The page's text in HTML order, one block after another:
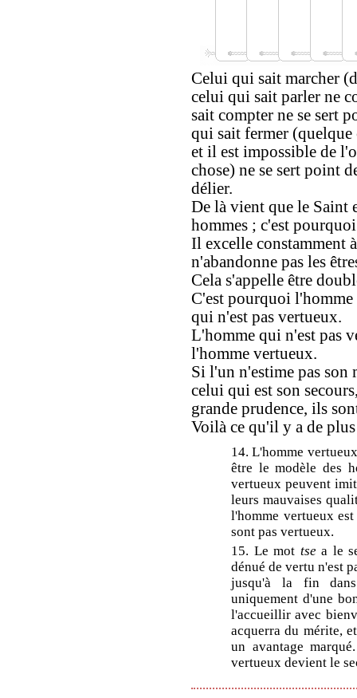
Celui qui sait marcher
celui qui sait parler ne
sait compter ne se sert
qui sait fermer (quelque
et il est impossible de
chose) ne se sert point
délier.
De là vient que le Saint
hommes ; c'est
Il excelle constamment
n'abandonne pas les
Cela s'appelle être
C'est pourquoi
qui n'est pas vertueux.
L'homme qui n'est pas
l'homme vertueux.
Si l'un n'estime pas son
celui qui est son
grande prudence, ils
Voilà ce qu'il y a de
14. L'homme
être le modèle des
vertueux peuvent
leurs mauvaises
l'homme vertueux
sont pas vertueux.
15. Le mot tsea le
dénué de vertu n'est
jusqu'à la fin
uniquement d'une
l'accueillir avec
acquerra du mérite,
un avantage
vertueux devient le